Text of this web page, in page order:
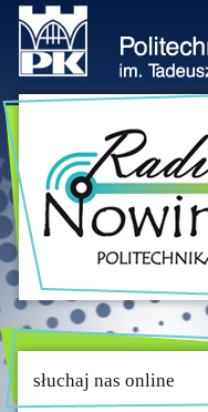
słuchaj nas online